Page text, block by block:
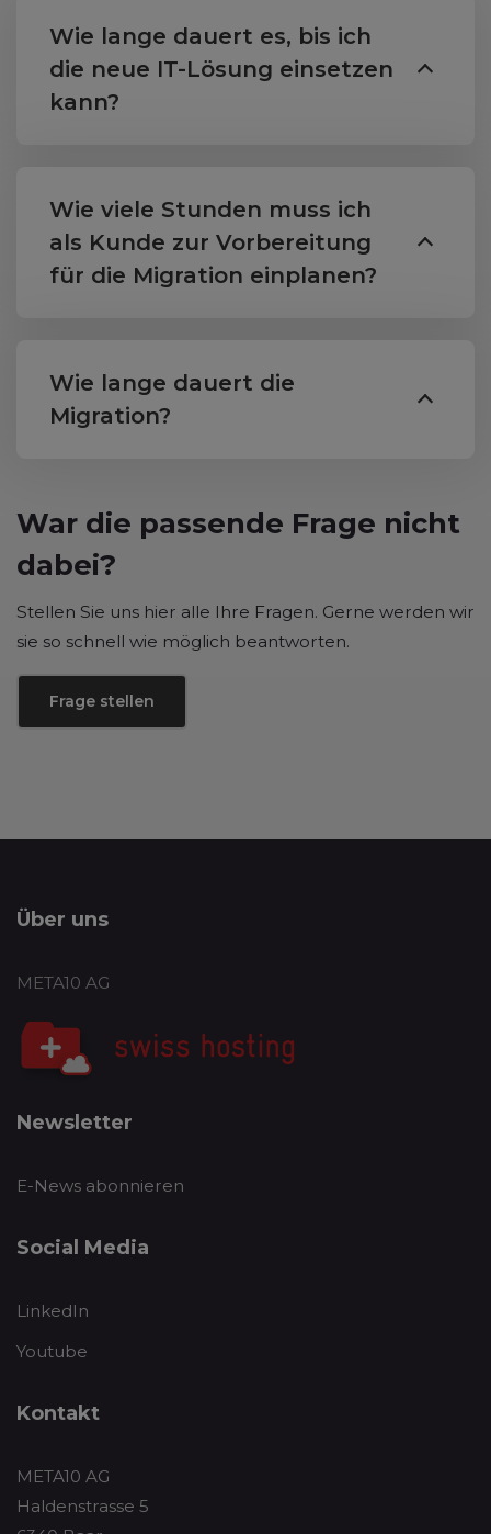
Wie lange dauert es, bis ich
die neue IT-Lösung einsetzen
kann?
Wie viele Stunden muss ich
als Kunde zur Vorbereitung
für die Migration einplanen?
Wie lange dauert die
Migration?
War die passende Frage nicht
dabei?
Stellen Sie uns hier alle Ihre Fragen. Gerne werden wir
sie so schnell wie möglich beantworten.
Frage stellen
Über uns
META10 AG
Newsletter
E-News abonnieren
Social Media
LinkedIn
Youtube
Kontakt
META10 AG
Haldenstrasse 5